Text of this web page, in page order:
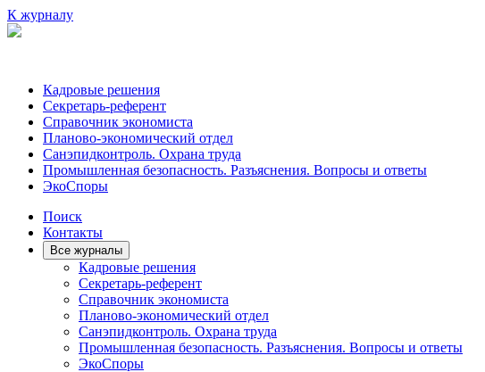
К журналу
Кадровые решения
Секретарь-референт
Справочник экономиста
Планово-экономический отдел
Санэпидконтроль. Охрана труда
Промышленная безопасность. Разъяснения. Вопросы и ответы
ЭкоСпоры
Поиск
Контакты
Все журналы
Кадровые решения
Секретарь-референт
Справочник экономиста
Планово-экономический отдел
Санэпидконтроль. Охрана труда
Промышленная безопасность. Разъяснения. Вопросы и ответы
ЭкоСпоры